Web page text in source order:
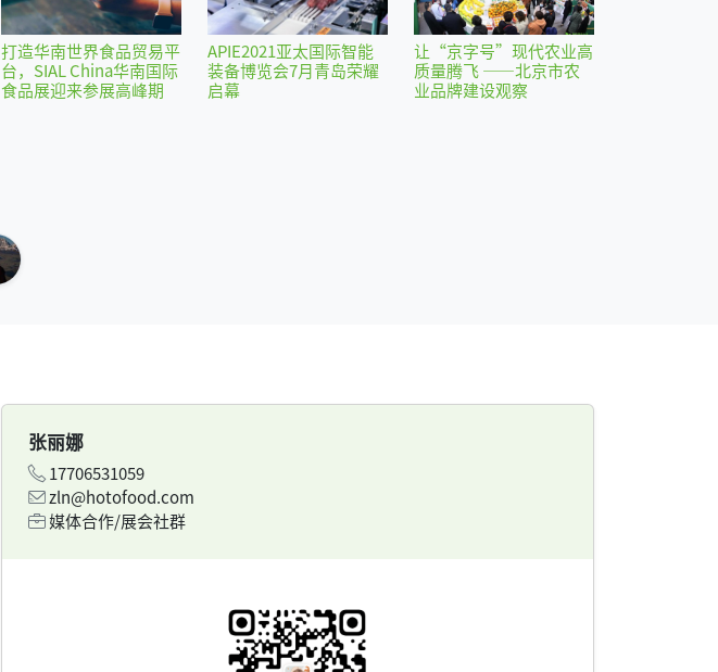
打造华南世界食品贸易平
台，SIAL China华南国际
食品展迎来参展高峰期
APIE2021亚太国际智能
装备博览会7月青岛荣耀
启幕
让“京字号”现代农业高
质量腾飞 ——北京市农
业品牌建设观察
张丽娜
17706531059
zln@hotofood.com
媒体合作/展会社群